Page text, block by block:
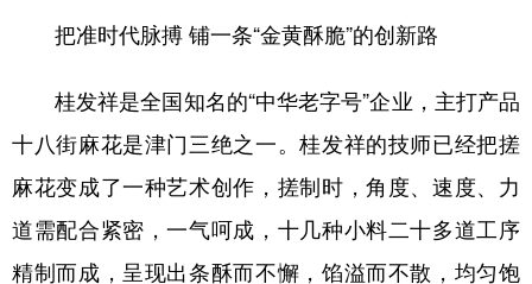
把准时代脉搏 铺一条“金黄酥脆”的创新路
桂发祥是全国知名的“中华老字号”企业，主打产品
十八街麻花是津门三绝之一。桂发祥的技师已经把搓
麻花变成了一种艺术创作，搓制时，角度、速度、力
道需配合紧密，一气呵成，十几种小料二十多道工序
精制而成，呈现出条酥而不懈，馅溢而不散，均匀饱